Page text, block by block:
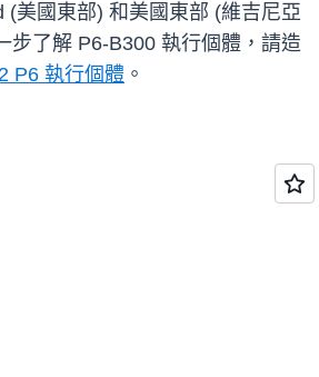
(美國東部) 和美國東部 (維吉尼亞
步了解 P6-B300 執行個體，請造
P6 執行個體 。